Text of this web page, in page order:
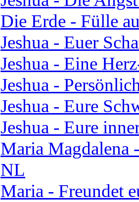
Die Erde - Fülle
Jeshua - Euer
Jeshua - Eine
Jeshua -
Jeshua - Eure
Jeshua - Eure
Maria Magdalena
NL
Maria - Freundet